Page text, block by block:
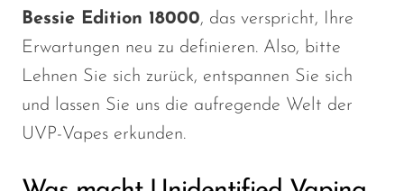
Bessie Edition 18000, das verspricht, Ihre
Erwartungen neu zu definieren. Also, bitte
Lehnen Sie sich zurück, entspannen Sie sich
und lassen Sie uns die aufregende Welt der
UVP-Vapes erkunden.